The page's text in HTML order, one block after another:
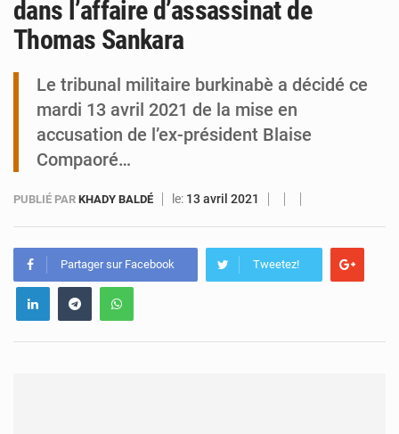
dans l’affaire d’assassinat de
Thomas Sankara
Le tribunal militaire burkinabè a décidé ce
mardi 13 avril 2021 de la mise en
accusation de l’ex-président Blaise
Compaoré…
PUBLIÉ PAR KHADY BALDÉ le: 13 avril 2021
Partager sur Facebook Tweetez!